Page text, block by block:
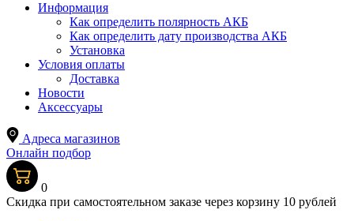
Информация
Как определить полярность АКБ
Как определить дату производства АКБ
Установка
Условия оплаты
Доставка
Новости
Аксессуары
Адреса магазинов
Онлайн подбор
0
Скидка при самостоятельном заказе через корзину 10 рублей